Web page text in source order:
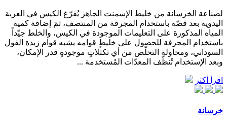
لصناعة الخرسانة من خليط الإسمنت الجاهز يُفرّغ الكيس في العربة
اليدوية بعد قصّه باستخدام المجرفة من المنتصف، ثمَ إضافة كمية
المياه المذكورة على التعليمات الموجودة في الكيس، والخلط جيّداً
باستخدام المجرفة للحصول على خليطٍ قوامه يشبه قوام زبدة الفول
السوداني، ومحاولة التخلّص من أي تكتلاتٍ موجودةٍ قدر الإمكان،
وبعد الإستخدام تُنظّف المعدّات المُستخدمة ...
اقرأ أكثر
خرسانة